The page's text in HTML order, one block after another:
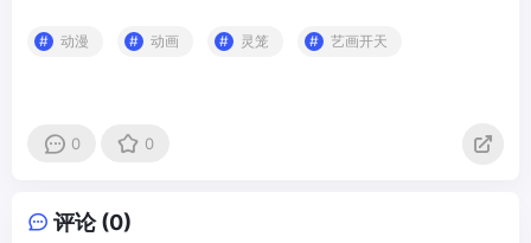
动漫 动画 灵笼 艺画开天
0 0
评论 (0)